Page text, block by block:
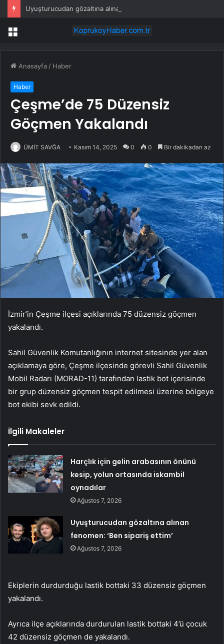
Menü
Anasayfa / Haber
Haber
Çeşme’de 75 Düzensiz
Göçmen Yakalandı
ÜMİT SAVĞA Kasım 14, 2025 0 0 Bir dakikadan az
İzmir’in Çeşme ilçesi açıklarında 75 düzensiz göçmen
yakalandı.
Sahil Güvenlik Komutanlığının internet sitesinde yer alan
açıklamaya göre, Çeşme ilçesinde görevli Sahil Güvenlik
Mobil Radarı (MORAD-11) tarafından lastik bot içerisinde
bir grup düzensiz göçmen tespit edilmesi üzerine bölgeye
bot ekibi sevk edildi.
İlgili Makaleler
Harçlık için gelin arabasının önünü
kesip, yolun ortasında iskambil
oynadılar
Ağustos 7, 2026
Uyuşturucudan gözaltına alınan
fenomen: ‘Ben sipariş ettim’
Ağustos 7, 2026
Ekiplerin durdurduğu lastik bottaki 33 düzensiz göçmen
yakalandı.
Ayrıca ilçe açıklarında durdurulan lastik bottaki 4’ü çocuk
42 düzensiz göçmen de yakalandı.